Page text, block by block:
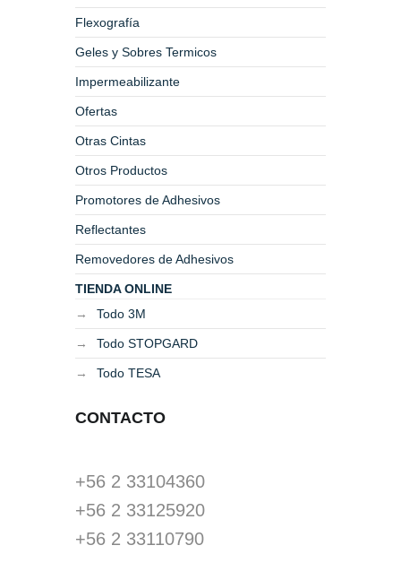
Flexografía
Geles y Sobres Termicos
Impermeabilizante
Ofertas
Otras Cintas
Otros Productos
Promotores de Adhesivos
Reflectantes
Removedores de Adhesivos
TIENDA ONLINE
Todo 3M
Todo STOPGARD
Todo TESA
CONTACTO
+56 2 33104360
+56 2 33125920
+56 2 33110790